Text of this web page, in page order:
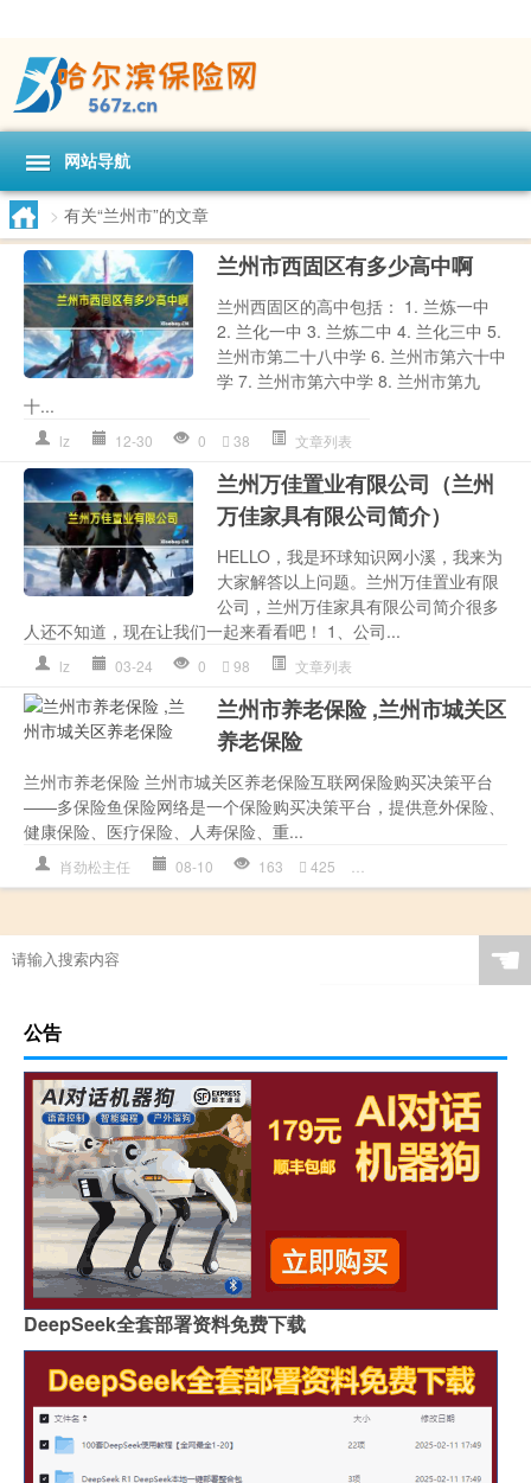
网站导航
> 有关“兰州市”的文章
兰州市西固区有多少高中啊
兰州西固区的高中包括： 1. 兰炼一中
2. 兰化一中 3. 兰炼二中 4. 兰化三中 5.
兰州市第二十八中学 6. 兰州市第六十中
学 7. 兰州市第六中学 8. 兰州市第九
十...
lz 12-30 0 38 文章列表
兰州万佳置业有限公司（兰州
万佳家具有限公司简介）
HELLO，我是环球知识网小溪，我来为
大家解答以上问题。兰州万佳置业有限
公司，兰州万佳家具有限公司简介很多
人还不知道，现在让我们一起来看看吧！ 1、公司...
lz 03-24 0 98 文章列表
兰州市养老保险 ,兰州市城关区
养老保险
兰州市养老保险 兰州市城关区养老保险互联网保险购买决策平台
——多保险鱼保险网络是一个保险购买决策平台，提供意外保险、
健康保险、医疗保险、人寿保险、重...
肖劲松主任 08-10 163 425
☚
公告
DeepSeek全套部署资料免费下载